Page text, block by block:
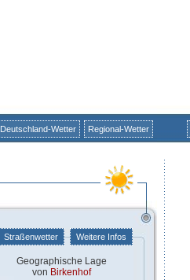
Deutschland-Wetter Regional-Wetter
Straßenwetter Weitere Infos
Geographische Lage
von Birkenhof